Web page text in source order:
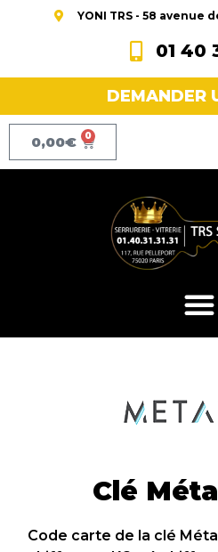
YONI TRS - 58 avenue
01 40
DEMANDER
0,00€ 0
Clé
Code carte de la clé